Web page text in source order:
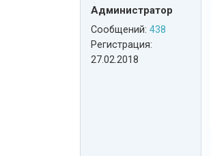
Администратор
Сообщений: 438
Регистрация:
27.02.2018